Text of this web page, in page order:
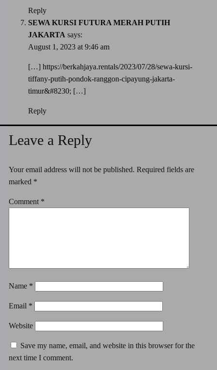
Reply
SEWA KURSI FUTURA MERAH PUTIH
JAKARTA says:
August 1, 2023 at 9:46 am
[…] https://berkahjaya.rentals/2023/07/28/sewa-kursi-
tiffany-putih-pondok-ranggon-cipayung-jakarta-
timur&#8230; […]
Reply
Leave a Reply
Your email address will not be published. Required fields are
marked *
Comment *
Name *
Email *
Website
Save my name, email, and website in this browser for the
next time I comment.